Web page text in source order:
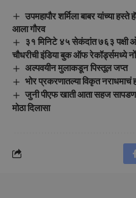
उपमहापौर शर्मिला बाबर यांच्या
आला गौरव
३१ मिनिटे ४५ सेकंदांत ७६३ पक्षी
चौधरीची इंडिया बुक ऑफ रेकॉर्ड्समध्ये
अल्पवयीन मुलाकडून पिस्तूल जप्त
भोर प्रकरणातल्या विकृत नराधमाचं
जुनी पीएफ खाती आता सहज
मोठा दिलासा